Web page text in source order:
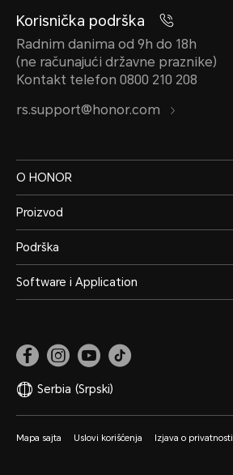
Korisnička podrška
Radnim danima od 9h do 18h
(ne računajući državne praznike)
Kontakt telefon 0800 210 208
rs.support@honor.com
O HONOR
Proizvod
Podrška
Software i Application
Serbia (Srpski)
Mapa sajta Uslovi korišćenja Izjava o privatnosti